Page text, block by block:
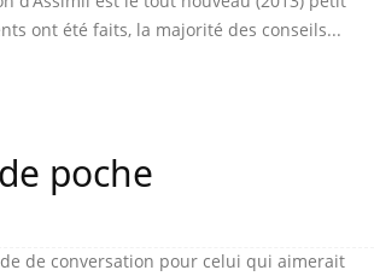
ont été faits, la majorité des conseils...
poche
de conversation pour celui qui aimerait